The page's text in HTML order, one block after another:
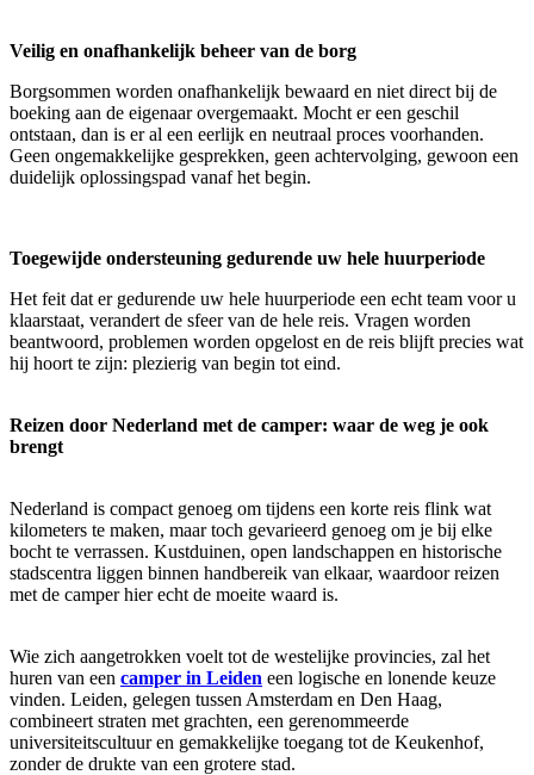
Veilig en onafhankelijk beheer van de borg
Borgsommen worden onafhankelijk bewaard en niet direct bij de
boeking aan de eigenaar overgemaakt. Mocht er een geschil
ontstaan, dan is er al een eerlijk en neutraal proces voorhanden.
Geen ongemakkelijke gesprekken, geen achtervolging, gewoon een
duidelijk oplossingspad vanaf het begin.
Toegewijde ondersteuning gedurende uw hele huurperiode
Het feit dat er gedurende uw hele huurperiode een echt team voor u
klaarstaat, verandert de sfeer van de hele reis. Vragen worden
beantwoord, problemen worden opgelost en de reis blijft precies wat
hij hoort te zijn: plezierig van begin tot eind.
Reizen door Nederland met de camper: waar de weg je ook
brengt
Nederland is compact genoeg om tijdens een korte reis flink wat
kilometers te maken, maar toch gevarieerd genoeg om je bij elke
bocht te verrassen. Kustduinen, open landschappen en historische
stadscentra liggen binnen handbereik van elkaar, waardoor reizen
met de camper hier echt de moeite waard is.
Wie zich aangetrokken voelt tot de westelijke provincies, zal het
huren van een camper in Leiden een logische en lonende keuze
vinden. Leiden, gelegen tussen Amsterdam en Den Haag,
combineert straten met grachten, een gerenommeerde
universiteitscultuur en gemakkelijke toegang tot de Keukenhof,
zonder de drukte van een grotere stad.